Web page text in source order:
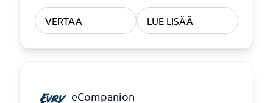
VERTAA LUE LISÄÄ
eCompanion